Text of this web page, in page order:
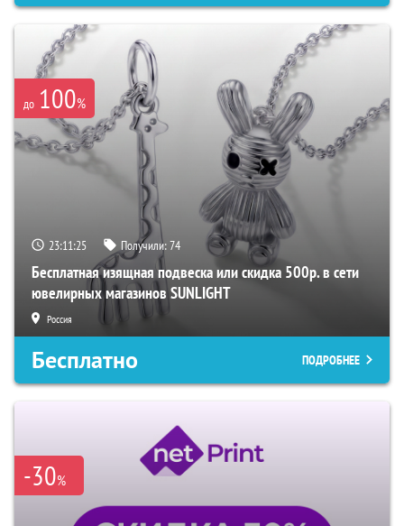
до 100%
23:11:24 Получили:74
Бесплатная изящная подвеска или скидка 500р. в сети
ювелирных магазинов SUNLIGHT
Россия
Бесплатно ПОДРОБНЕЕ
-30%